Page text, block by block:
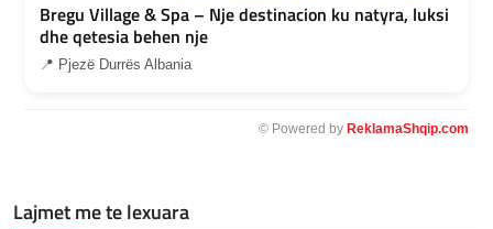
Bregu Village & Spa – Nje destinacion ku natyra, luksi
dhe qetesia behen nje
📍 Pjezë Durrës Albania
© Powered by ReklamaShqip.com
Lajmet me te lexuara